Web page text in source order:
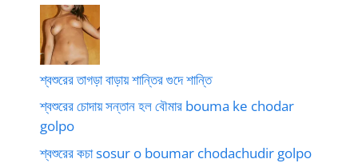
শ্বশুরের তাগড়া বাড়ায় শান্তির গুদে শান্তি
শ্বশুরের চোদায় সন্তান হল বৌমার bouma ke chodar
golpo
শ্বশুরের কচা sosur o boumar chodachudir golpo